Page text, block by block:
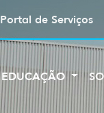
Portal de Serviços
EDUCAÇÃO